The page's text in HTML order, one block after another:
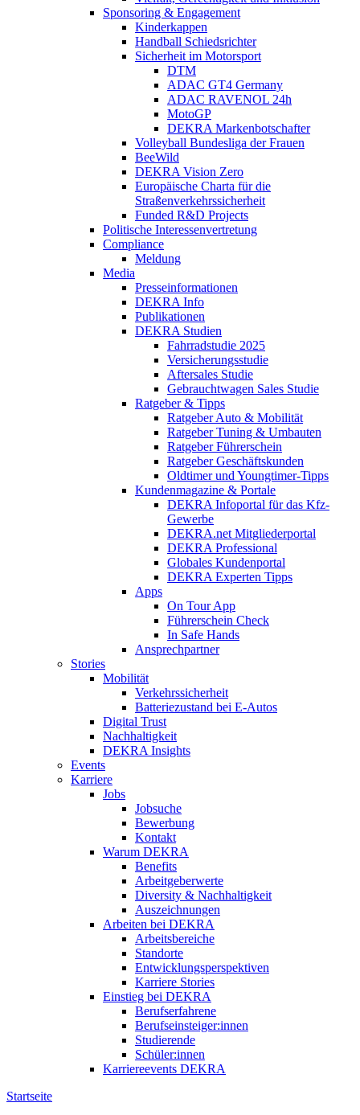
Sponsoring & Engagement
Kinderkappen
Handball Schiedsrichter
Sicherheit im Motorsport
DTM
ADAC GT4 Germany
ADAC RAVENOL 24h
MotoGP
DEKRA Markenbotschafter
Volleyball Bundesliga der Frauen
BeeWild
DEKRA Vision Zero
Europäische Charta für die
Straßenverkehrssicherheit
Funded R&D Projects
Politische Interessenvertretung
Compliance
Meldung
Media
Presseinformationen
DEKRA Info
Publikationen
DEKRA Studien
Fahrradstudie 2025
Versicherungsstudie
Aftersales Studie
Gebrauchtwagen Sales Studie
Ratgeber & Tipps
Ratgeber Auto & Mobilität
Ratgeber Tuning & Umbauten
Ratgeber Führerschein
Ratgeber Geschäftskunden
Oldtimer und Youngtimer-Tipps
Kundenmagazine & Portale
DEKRA Infoportal für das Kfz-
Gewerbe
DEKRA.net Mitgliederportal
DEKRA Professional
Globales Kundenportal
DEKRA Experten Tipps
Apps
On Tour App
Führerschein Check
In Safe Hands
Ansprechpartner
Stories
Mobilität
Verkehrssicherheit
Batteriezustand bei E-Autos
Digital Trust
Nachhaltigkeit
DEKRA Insights
Events
Karriere
Jobs
Jobsuche
Bewerbung
Kontakt
Warum DEKRA
Benefits
Arbeitgeberwerte
Diversity & Nachhaltigkeit
Auszeichnungen
Arbeiten bei DEKRA
Arbeitsbereiche
Standorte
Entwicklungsperspektiven
Karriere Stories
Einstieg bei DEKRA
Berufserfahrene
Berufseinsteiger:innen
Studierende
Schüler:innen
Karriereevents DEKRA
Startseite